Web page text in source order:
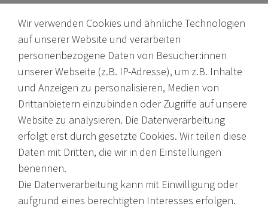
Internationale Weine, Brände, Feinkost & mehr. Entdecken Sie
unser Sortiment online oder in unserem Ladengeschäft. Wenn
Sie Fragen haben, wenden Sie sich an uns.
EMail: shop@victoria-weine.com
Telefon: +49 (0)7931 56 34 11
© 2026 Copyright Victoria Weine
Wir verwenden Cookies und ähnliche Technologien
auf unserer Website und verarbeiten
personenbezogene Daten von Besucher:innen
unserer Webseite (z.B. IP-Adresse), um z.B. Inhalte
und Anzeigen zu personalisieren, Medien von
Drittanbietern einzubinden oder Zugriffe auf unsere
Website zu analysieren. Die Datenverarbeitung
erfolgt erst durch gesetzte Cookies. Wir teilen diese
Daten mit Dritten, die wir in den Einstellungen
benennen.
Die Datenverarbeitung kann mit Einwilligung oder
aufgrund eines berechtigten Interesses erfolgen.